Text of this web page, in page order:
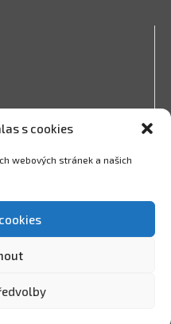
s cookies
webových stránek a našich